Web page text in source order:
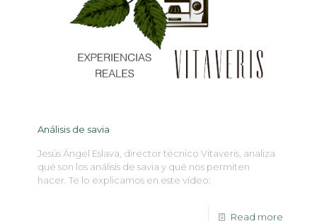
Análisis de savia
Jesús Ángel Eslava, director técnico Vitaveris, analiza
qué son los análisis de savia y qué nos permiten
hacer. Te lo explicamos en este vídeo:
Read more